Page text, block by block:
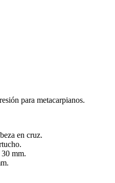
para metacarpianos.
en cruz.
mm.